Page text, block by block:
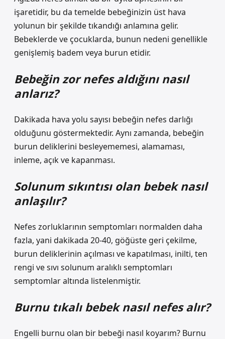
işaretidir, bu da temelde bebeğinizin üst hava
yolunun bir şekilde tıkandığı anlamına gelir.
Bebeklerde ve çocuklarda, bunun nedeni genellikle
genişlemiş badem veya burun etidir.
Bebeğin zor nefes aldığını nasıl
anlarız?
Dakikada hava yolu sayısı bebeğin nefes darlığı
olduğunu göstermektedir. Aynı zamanda, bebeğin
burun deliklerini besleyememesi, alamaması,
inleme, açık ve kapanması.
Solunum sıkıntısı olan bebek nasıl
anlaşılır?
Nefes zorluklarının semptomları normalden daha
fazla, yani dakikada 20-40, göğüste geri çekilme,
burun deliklerinin açılması ve kapatılması, inilti, ten
rengi ve sıvı solunum aralıklı semptomları
semptomlar altında listelenmiştir.
Burnu tıkalı bebek nasıl nefes alır?
Engelli burnu olan bir bebeği nasıl koyarım? Burnu